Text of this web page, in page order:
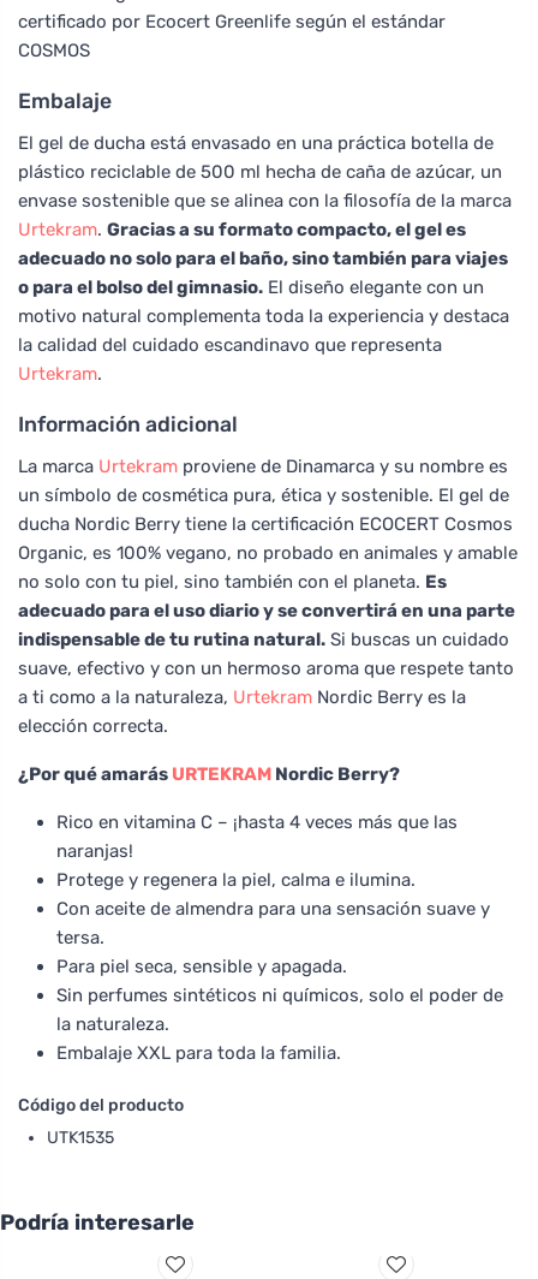
certificado por Ecocert Greenlife según el estándar
COSMOS
Embalaje
El gel de ducha está envasado en una práctica botella de
plástico reciclable de 500 ml hecha de caña de azúcar, un
envase sostenible que se alinea con la filosofía de la marca
Urtekram. Gracias a su formato compacto, el gel es
adecuado no solo para el baño, sino también para viajes
o para el bolso del gimnasio. El diseño elegante con un
motivo natural complementa toda la experiencia y destaca
la calidad del cuidado escandinavo que representa
Urtekram.
Información adicional
La marca Urtekram proviene de Dinamarca y su nombre es
un símbolo de cosmética pura, ética y sostenible. El gel de
ducha Nordic Berry tiene la certificación ECOCERT Cosmos
Organic, es 100% vegano, no probado en animales y amable
no solo con tu piel, sino también con el planeta. Es
adecuado para el uso diario y se convertirá en una parte
indispensable de tu rutina natural. Si buscas un cuidado
suave, efectivo y con un hermoso aroma que respete tanto
a ti como a la naturaleza, Urtekram Nordic Berry es la
elección correcta.
¿Por qué amarás URTEKRAM Nordic Berry?
Rico en vitamina C – ¡hasta 4 veces más que las
naranjas!
Protege y regenera la piel, calma e ilumina.
Con aceite de almendra para una sensación suave y
tersa.
Para piel seca, sensible y apagada.
Sin perfumes sintéticos ni químicos, solo el poder de
la naturaleza.
Embalaje XXL para toda la familia.
Código del producto
UTK1535
Podría interesarle